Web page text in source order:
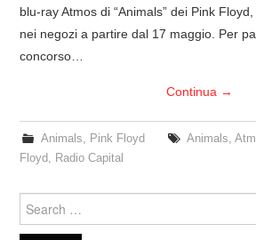
blu-ray Atmos di “Animals” dei Pink
nei negozi a partire dal 17 maggio. Per
concorso…
Continua →
Animals, Pink Floyd Animals,
Floyd, Radio Capital
for: